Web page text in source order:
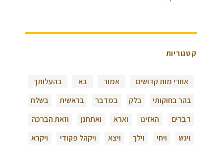
קטגוריות
אחרי מות קדושים אמור בא
בהעלותך
בהר בחוקותי
בלק במדבר בראשית
בשלח
דברים
האזינו וארא ואתחנן
וזאת הברכה
ויגש
ויחי וילך ויצא ויקהל פקודי
ויקרא